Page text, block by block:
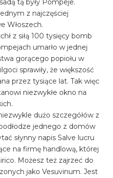
tą były Pompeje.
z najczęściej
Włoszech.
z siłą 100 tysięcy bomb
umarło w jednej
gorącego popiołu w
sprawiły, że większość
przez tysiące lat. Tak więc
niezwykłe okno na
dużo szczegółów z
jednego z domów
słynny napis Salve lucru
na firmę handlową, której
Możesz też zajrzeć do
jako Vesuvinum. Jest